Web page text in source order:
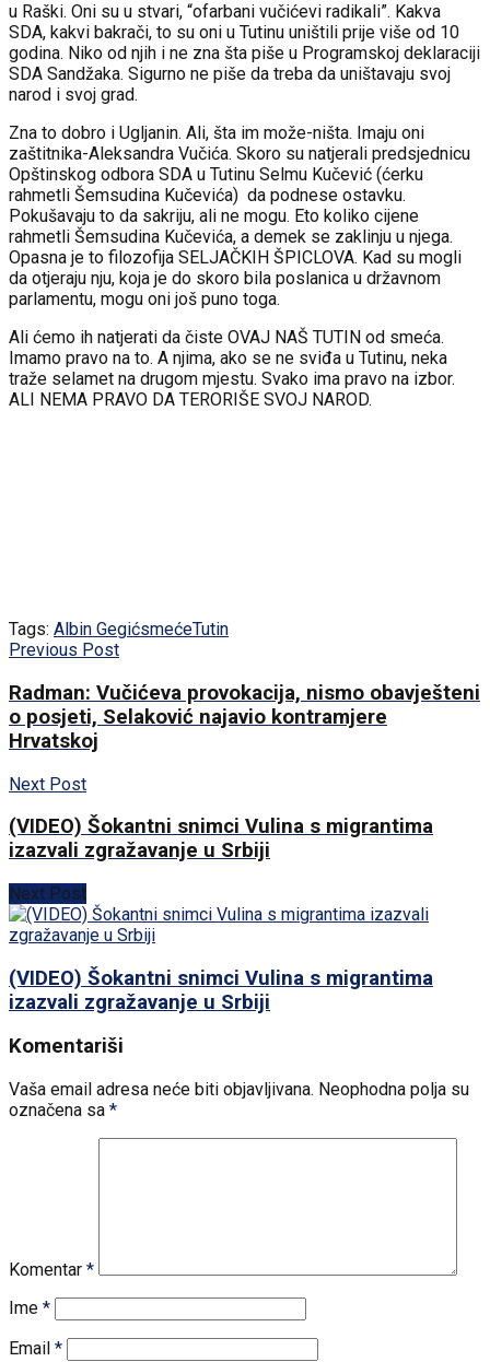
u Raški. Oni su u stvari, “ofarbani vučićevi radikali”. Kakva
SDA, kakvi bakrači, to su oni u Tutinu uništili prije više od 10
godina. Niko od njih i ne zna šta piše u Programskoj deklaraciji
SDA Sandžaka. Sigurno ne piše da treba da uništavaju svoj
narod i svoj grad.
Zna to dobro i Ugljanin. Ali, šta im može-ništa. Imaju oni
zaštitnika-Aleksandra Vučića. Skoro su natjerali predsjednicu
Opštinskog odbora SDA u Tutinu Selmu Kučević (ćerku
rahmetli Šemsudina Kučevića) da podnese ostavku.
Pokušavaju to da sakriju, ali ne mogu. Eto koliko cijene
rahmetli Šemsudina Kučevića, a demek se zaklinju u njega.
Opasna je to filozofija SELJAČKIH ŠPICLOVA. Kad su mogli
da otjeraju nju, koja je do skoro bila poslanica u državnom
parlamentu, mogu oni još puno toga.
Ali ćemo ih natjerati da čiste OVAJ NAŠ TUTIN od smeća.
Imamo pravo na to. A njima, ako se ne sviđa u Tutinu, neka
traže selamet na drugom mjestu. Svako ima pravo na izbor.
ALI NEMA PRAVO DA TERORIŠE SVOJ NAROD.
Tags: Albin GegićsmećeTutin
Previous Post
Radman: Vučićeva provokacija, nismo obavješteni
o posjeti, Selaković najavio kontramjere
Hrvatskoj
Next Post
(VIDEO) Šokantni snimci Vulina s migrantima
izazvali zgražavanje u Srbiji
Next Post
(VIDEO) Šokantni snimci Vulina s migrantima
izazvali zgražavanje u Srbiji
Komentariši
Vaša email adresa neće biti objavljivana. Neophodna polja su
označena sa *
Komentar *
Ime *
Email *